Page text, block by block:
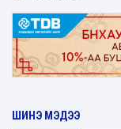
ШИНЭ МЭДЭЭ